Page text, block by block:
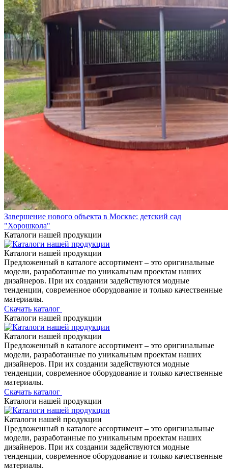
Завершение нового объекта в Москве: детский сад
"Хорошкола"
Каталоги нашей продукции
Каталоги нашей продукции
Предложенный в каталоге ассортимент – это оригинальные
модели, разработанные по уникальным проектам наших
дизайнеров. При их создании задействуются модные
тенденции, современное оборудование и только качественные
материалы.
Скачать каталог
Каталоги нашей продукции
Каталоги нашей продукции
Предложенный в каталоге ассортимент – это оригинальные
модели, разработанные по уникальным проектам наших
дизайнеров. При их создании задействуются модные
тенденции, современное оборудование и только качественные
материалы.
Скачать каталог
Каталоги нашей продукции
Каталоги нашей продукции
Предложенный в каталоге ассортимент – это оригинальные
модели, разработанные по уникальным проектам наших
дизайнеров. При их создании задействуются модные
тенденции, современное оборудование и только качественные
материалы.